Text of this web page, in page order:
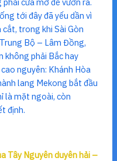
tới đây đã yếu dần vì
cắt, trong khi Sài Gòn
Bộ – Lâm Đồng,
không phải Bắc hay
nguyên: Khánh Hòa
lang Mekong bắt đầu
là mặt ngoài, còn
định.
Tây Nguyên duyên hải –